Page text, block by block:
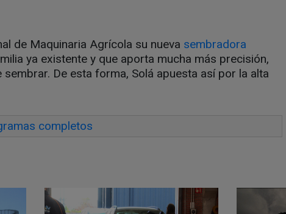
de Maquinaria Agrícola su nueva sembradora
ya existente y que aporta mucha más precisión,
De esta forma, Solá apuesta así por la alta
completos